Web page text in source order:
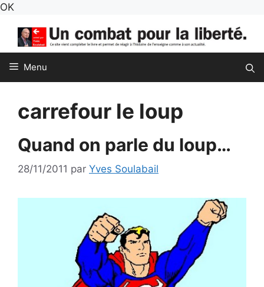
OKAller
contenu
Menu
carrefour le loup
Quand on parle du loup…
28/11/2011 par Yves Soulabail